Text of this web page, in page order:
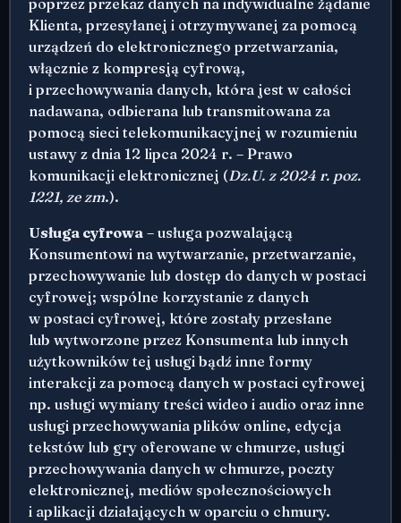
Klienta, przesyłanej i otrzymywanej za pomocą
urządzeń do elektronicznego przetwarzania,
włącznie z kompresją cyfrową,
i przechowywania danych, która jest w całości
nadawana, odbierana lub transmitowana za
pomocą sieci telekomunikacyjnej w rozumieniu
ustawy z dnia 12 lipca 2024 r. – Prawo
komunikacji elektronicznej (Dz.U. z 2024 r. poz.
1221, ze zm.).
Usługa cyfrowa – usługa pozwalającą
Konsumentowi na wytwarzanie, przetwarzanie,
przechowywanie lub dostęp do danych w postaci
cyfrowej; wspólne korzystanie z danych
w postaci cyfrowej, które zostały przesłane
lub wytworzone przez Konsumenta lub innych
użytkowników tej usługi bądź inne formy
interakcji za pomocą danych w postaci cyfrowej
np. usługi wymiany treści wideo i audio oraz inne
usługi przechowywania plików online, edycja
tekstów lub gry oferowane w chmurze, usługi
przechowywania danych w chmurze, poczty
elektronicznej, mediów społecznościowych
i aplikacji działających w oparciu o chmury.